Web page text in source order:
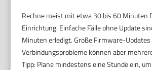
Rechne meist mit etwa 30 bis 60 Minuten
Einrichtung. Einfache Fälle ohne Update
Minuten erledigt. Große Firmware-Updates
Verbindungsprobleme können aber
Tipp: Plane mindestens eine Stunde ein,